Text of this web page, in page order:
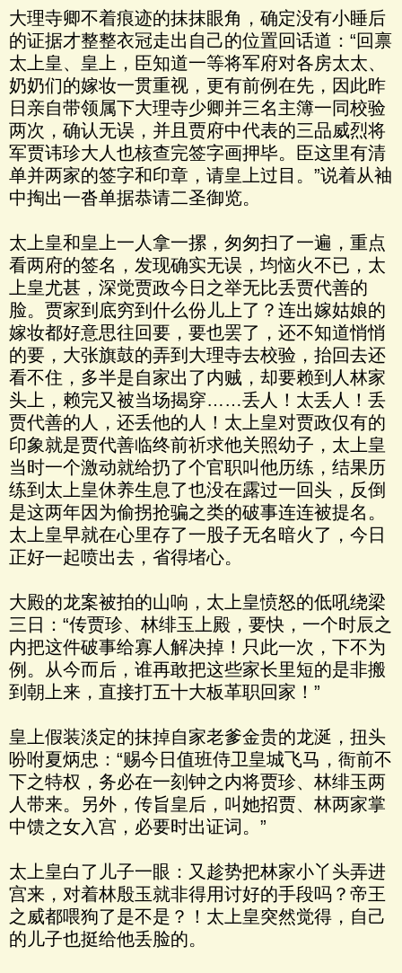
大理寺卿不着痕迹的抹抹眼角，确定没有小睡后
的证据才整整衣冠走出自己的位置回话道：“回禀
太上皇、皇上，臣知道一等将军府对各房太太、
奶奶们的嫁妆一贯重视，更有前例在先，因此昨
日亲自带领属下大理寺少卿并三名主簿一同校验
两次，确认无误，并且贾府中代表的三品威烈将
军贾讳珍大人也核查完签字画押毕。臣这里有清
单并两家的签字和印章，请皇上过目。”说着从袖
中掏出一沓单据恭请二圣御览。
太上皇和皇上一人拿一摞，匆匆扫了一遍，重点
看两府的签名，发现确实无误，均恼火不已，太
上皇尤甚，深觉贾政今日之举无比丢贾代善的
脸。贾家到底穷到什么份儿上了？连出嫁姑娘的
嫁妆都好意思往回要，要也罢了，还不知道悄悄
的要，大张旗鼓的弄到大理寺去校验，抬回去还
看不住，多半是自家出了内贼，却要赖到人林家
头上，赖完又被当场揭穿……丢人！太丢人！丢
贾代善的人，还丢他的人！太上皇对贾政仅有的
印象就是贾代善临终前祈求他关照幼子，太上皇
当时一个激动就给扔了个官职叫他历练，结果历
练到太上皇休养生息了也没在露过一回头，反倒
是这两年因为偷拐抢骗之类的破事连连被提名。
太上皇早就在心里存了一股子无名暗火了，今日
正好一起喷出去，省得堵心。
大殿的龙案被拍的山响，太上皇愤怒的低吼绕梁
三日：“传贾珍、林绯玉上殿，要快，一个时辰之
内把这件破事给寡人解决掉！只此一次，下不为
例。从今而后，谁再敢把这些家长里短的是非搬
到朝上来，直接打五十大板革职回家！”
皇上假装淡定的抹掉自家老爹金贵的龙涎，扭头
吩咐夏炳忠：“赐今日值班侍卫皇城飞马，衙前不
下之特权，务必在一刻钟之内将贾珍、林绯玉两
人带来。另外，传旨皇后，叫她招贾、林两家掌
中馈之女入宫，必要时出证词。”
太上皇白了儿子一眼：又趁势把林家小丫头弄进
宫来，对着林殷玉就非得用讨好的手段吗？帝王
之威都喂狗了是不是？！太上皇突然觉得，自己
的儿子也挺给他丢脸的。